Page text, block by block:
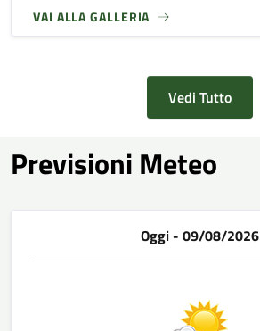
VAI ALLA GALLERIA
Vedi Tutto
Previsioni Meteo
Oggi - 09/08/2026